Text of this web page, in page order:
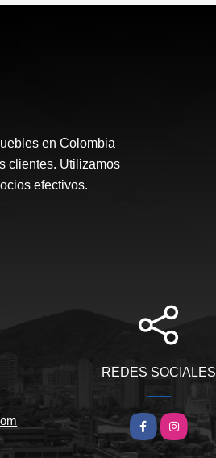
en Colombia
clientes. Utilizamos
efectivos.
REDES SOCIALES
Facebook
Instagram